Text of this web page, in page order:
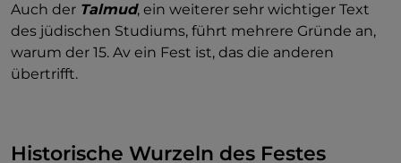
Auch der Talmud, ein weiterer sehr wichtiger Text
des jüdischen Studiums, führt mehrere Gründe an,
warum der 15. Av ein Fest ist, das die anderen
übertrifft.
Historische Wurzeln des Festes